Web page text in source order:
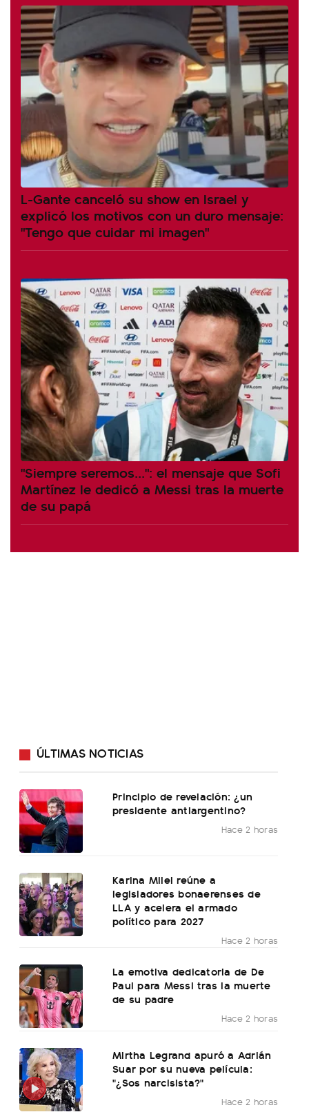
L-Gante canceló su show en Israel y
explicó los motivos con un duro mensaje:
"Tengo que cuidar mi imagen"
"Siempre seremos...": el mensaje que Sofi
Martínez le dedicó a Messi tras la muerte
de su papá
ÚLTIMAS NOTICIAS
Principio de revelación: ¿un
presidente antiargentino?
Hace 2 horas
Karina Milei reúne a
legisladores bonaerenses de
LLA y acelera el armado
político para 2027
Hace 2 horas
La emotiva dedicatoria de De
Paul para Messi tras la muerte
de su padre
Hace 2 horas
Mirtha Legrand apuró a Adrián
Suar por su nueva película:
"¿Sos narcisista?"
Hace 2 horas